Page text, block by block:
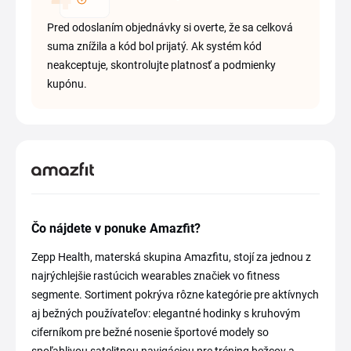
Pred odoslaním objednávky si overte, že sa celková
suma znížila a kód bol prijatý. Ak systém kód
neakceptuje, skontrolujte platnosť a podmienky
kupónu.
Čo nájdete v ponuke Amazfit?
Zepp Health, materská skupina Amazfitu, stojí za jednou z
najrýchlejšie rastúcich wearables značiek vo fitness
segmente. Sortiment pokrýva rôzne kategórie pre aktívnych
aj bežných používateľov: elegantné hodinky s kruhovým
ciferníkom pre bežné nosenie športové modely so